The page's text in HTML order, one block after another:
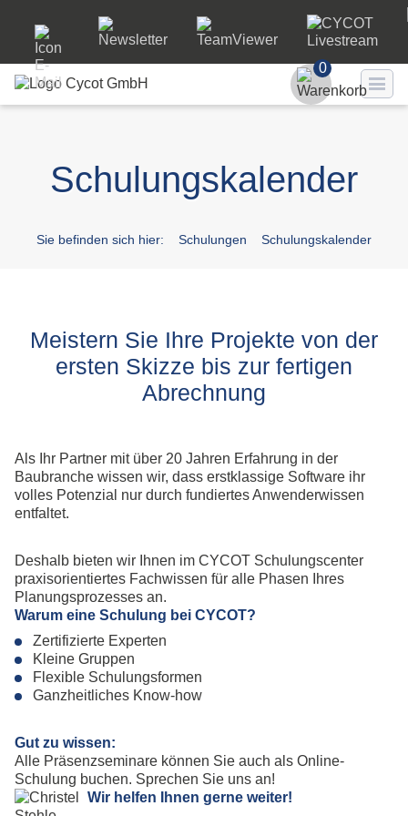
Passwort
0
Schulungskalender
Sie befinden sich hier: Schulungen Schulungskalender
Meistern Sie Ihre Projekte von der
ersten Skizze bis zur fertigen
Abrechnung
Als Ihr Partner mit über 20 Jahren Erfahrung in der
Baubranche wissen wir, dass erstklassige Software ihr
volles Potenzial nur durch fundiertes Anwenderwissen
entfaltet.
Deshalb bieten wir Ihnen im CYCOT Schulungscenter
praxisorientiertes Fachwissen für alle Phasen Ihres
Planungsprozesses an.
Warum eine Schulung bei CYCOT?
Zertifizierte Experten
Kleine Gruppen
Flexible Schulungsformen
Ganzheitliches Know-how
Gut zu wissen:
Alle Präsenzseminare können Sie auch als Online-
Schulung buchen. Sprechen Sie uns an!
Wir helfen Ihnen gerne weiter!